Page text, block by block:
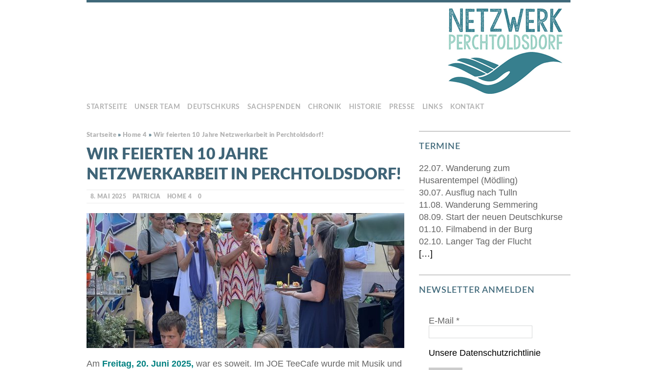
STARTSEITE UNSER TEAM DEUTSCHKURS SACHSPENDEN CHRONIK HISTORIE PRESSE LINKS KONTAKT
Startseite » Home 4 » Wir feierten 10 Jahre Netzwerkarbeit in Perchtoldsdorf!
WIR FEIERTEN 10 JAHRE
NETZWERKARBEIT IN PERCHTOLDSDORF!
8. MAI 2025 PATRICIA HOME 4 0
Am Freitag, 20. Juni 2025, war es soweit. Im JOE TeeCafe wurde mit Musik und
TERMINE
22.07. Wanderung zum
Husarentempel (Mödling)
30.07. Ausflug nach Tulln
11.08. Wanderung Semmering
08.09. Start der neuen Deutschkurse
01.10. Filmabend in der Burg
02.10. Langer Tag der Flucht
[…]
NEWSLETTER ANMELDEN
E-Mail *
Unsere Datenschutzrichtlinie